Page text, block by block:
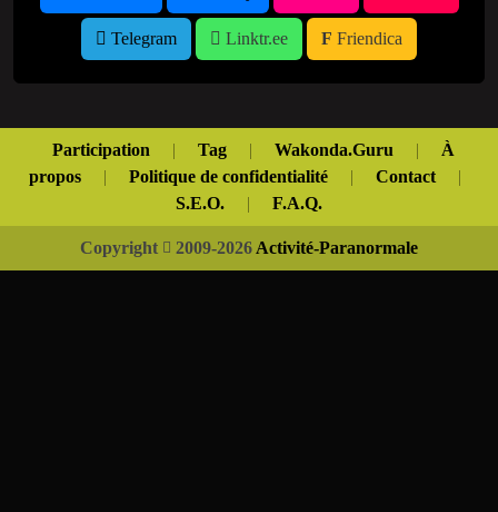
Telegram Linktr.ee Friendica
Participation | Tag | Wakonda.Guru |
À
propos
| Politique de confidentialité | Contact
|
S.E.O.
| F.A.Q.
Copyright 2009-2026 Activité-Paranormale